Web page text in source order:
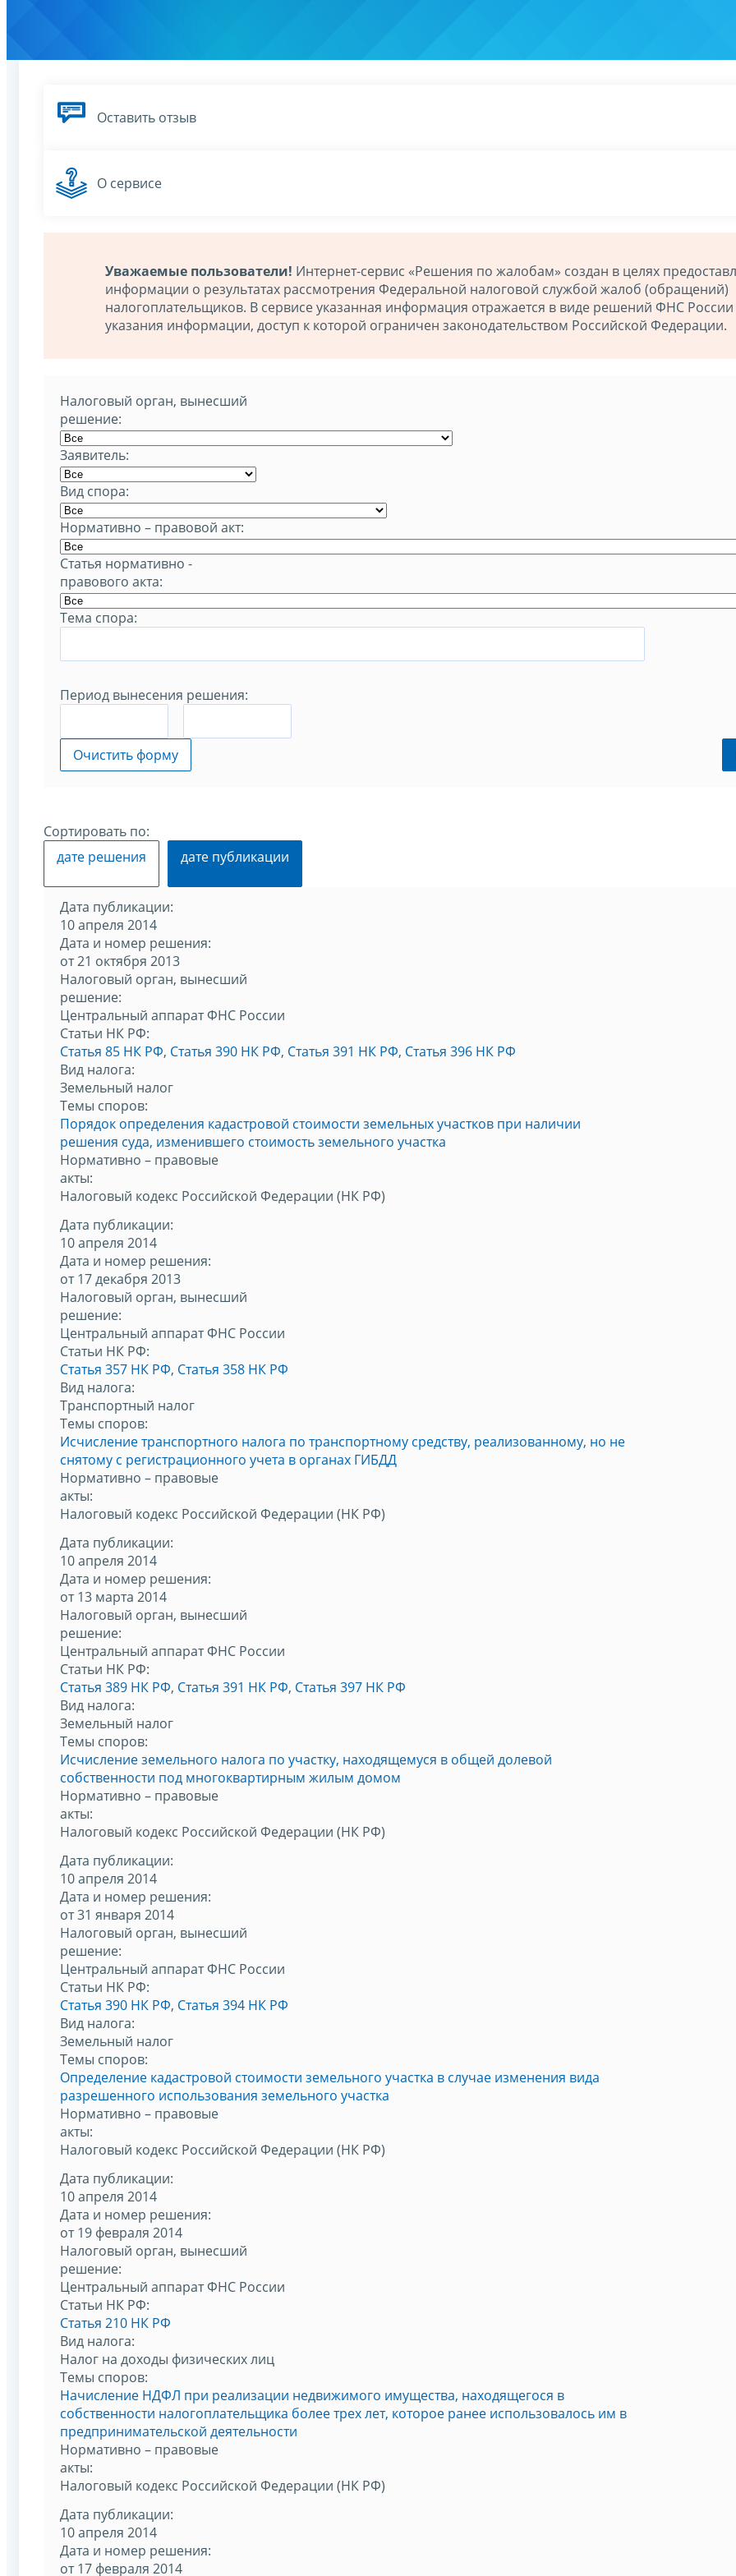
Оставить отзыв
О сервисе
Уважаемые пользователи! Интернет-сервис «Решения по жалобам» создан в целях
информации о результатах рассмотрения Федеральной налоговой службой жалоб (обращений)
налогоплательщиков. В сервисе указанная информация отражается в виде решений ФНС России
указания информации, доступ к которой ограничен законодательством Российской Федерации.
Налоговый орган, вынесший
решение:
Заявитель:
Вид спора:
Нормативно – правовой акт:
Статья нормативно -
правового акта:
Тема спора:
Период вынесения решения:
Очистить форму
Сортировать по:
дате решения
дате публикации
Дата публикации:
10 апреля 2014
Дата и номер решения:
от 21 октября 2013
Налоговый орган, вынесший
решение:
Центральный аппарат ФНС России
Статьи НК РФ:
Статья 85 НК РФ, Статья 390 НК РФ, Статья 391 НК РФ, Статья 396 НК РФ
Вид налога:
Земельный налог
Темы споров:
Порядок определения кадастровой стоимости земельных участков при наличии
решения суда, изменившего стоимость земельного участка
Нормативно – правовые
акты:
Налоговый кодекс Российской Федерации (НК РФ)
Дата публикации:
10 апреля 2014
Дата и номер решения:
от 17 декабря 2013
Налоговый орган, вынесший
решение:
Центральный аппарат ФНС России
Статьи НК РФ:
Статья 357 НК РФ, Статья 358 НК РФ
Вид налога:
Транспортный налог
Темы споров:
Исчисление транспортного налога по транспортному средству, реализованному, но не
снятому с регистрационного учета в органах ГИБДД
Нормативно – правовые
акты:
Налоговый кодекс Российской Федерации (НК РФ)
Дата публикации:
10 апреля 2014
Дата и номер решения:
от 13 марта 2014
Налоговый орган, вынесший
решение:
Центральный аппарат ФНС России
Статьи НК РФ:
Статья 389 НК РФ, Статья 391 НК РФ, Статья 397 НК РФ
Вид налога:
Земельный налог
Темы споров:
Исчисление земельного налога по участку, находящемуся в общей долевой
собственности под многоквартирным жилым домом
Нормативно – правовые
акты:
Налоговый кодекс Российской Федерации (НК РФ)
Дата публикации:
10 апреля 2014
Дата и номер решения:
от 31 января 2014
Налоговый орган, вынесший
решение:
Центральный аппарат ФНС России
Статьи НК РФ:
Статья 390 НК РФ, Статья 394 НК РФ
Вид налога:
Земельный налог
Темы споров:
Определение кадастровой стоимости земельного участка в случае изменения вида
разрешенного использования земельного участка
Нормативно – правовые
акты:
Налоговый кодекс Российской Федерации (НК РФ)
Дата публикации:
10 апреля 2014
Дата и номер решения:
от 19 февраля 2014
Налоговый орган, вынесший
решение:
Центральный аппарат ФНС России
Статьи НК РФ:
Статья 210 НК РФ
Вид налога:
Налог на доходы физических лиц
Темы споров:
Начисление НДФЛ при реализации недвижимого имущества, находящегося в
собственности налогоплательщика более трех лет, которое ранее использовалось им в
предпринимательской деятельности
Нормативно – правовые
акты:
Налоговый кодекс Российской Федерации (НК РФ)
Дата публикации:
10 апреля 2014
Дата и номер решения:
от 17 февраля 2014